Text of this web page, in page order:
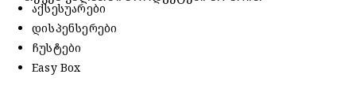
აქსესუარები
დისპენსერები
ჩუსტები
Easy Box